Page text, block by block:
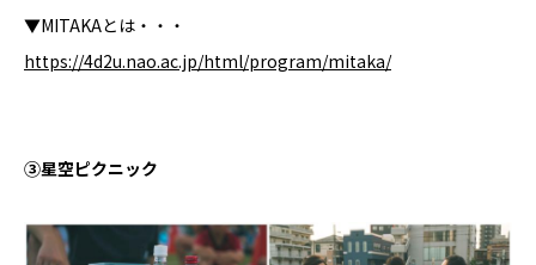
▼MITAKAとは・・・
https://4d2u.nao.ac.jp/html/program/mitaka/
③星空ピクニック